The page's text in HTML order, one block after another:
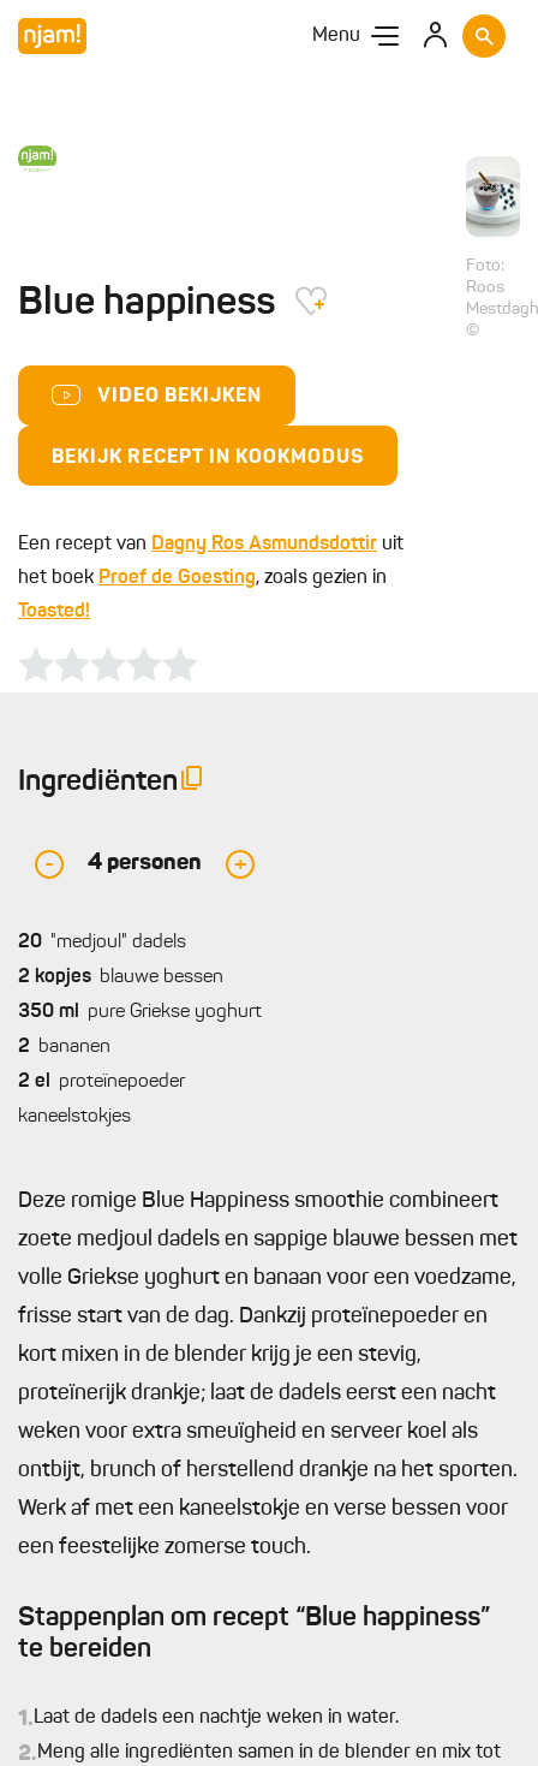
Menu
Blue happiness
VIDEO BEKIJKEN
BEKIJK RECEPT IN KOOKMODUS
Een recept van Dagny Ros Asmundsdottir uit
het boek Proef de Goesting, zoals gezien in
Toasted!
Foto:
Roos
©
Ingrediënten
- 4 personen +
20 "medjoul" dadels
2 kopjes blauwe bessen
350 ml
pure Griekse yoghurt
2 bananen
2 el
proteïnepoeder
kaneelstokjes
Deze romige Blue Happiness smoothie combineert
zoete medjoul dadels en sappige blauwe bessen met
volle Griekse yoghurt en banaan voor een voedzame,
frisse start van de dag. Dankzij proteïnepoeder en
kort mixen in de blender krijg je een stevig,
proteïnerijk drankje; laat de dadels eerst een nacht
weken voor extra smeuïgheid en serveer koel als
ontbijt, brunch of herstellend drankje na het sporten.
Werk af met een kaneelstokje en verse bessen voor
een feestelijke zomerse touch.
Stappenplan om recept “Blue happiness”
te bereiden
1.Laat de dadels een nachtje weken in water.
2.Meng alle ingrediënten samen in de blender en mix tot